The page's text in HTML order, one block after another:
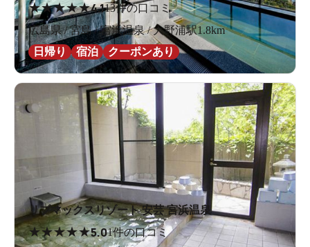
★★★★★4.113件の口コミ
広島県 / 宮島 / 宮浜温泉 / 大野浦駅1.8km
日帰り
宿泊 クーポンあり
リブマックスリゾート 安芸 宮浜温泉
★★★★★5.01件の口コミ